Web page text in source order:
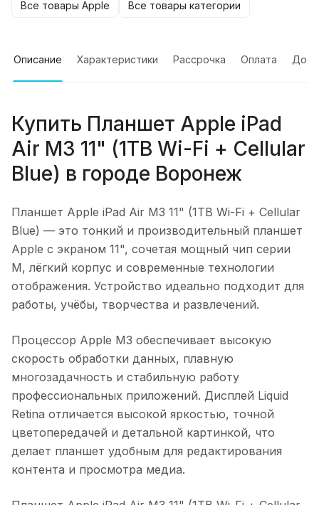
Все товары Apple Все товары категории
Описание Характеристики Рассрочка Оплата
Купить Планшет Apple iPad
Air M3 11" (1TB Wi-Fi + Cellular
Blue) в городе Воронеж
Планшет Apple iPad Air M3 11" (1TB Wi-Fi + Cellular
Blue) — это тонкий и производительный планшет
Apple с экраном 11", сочетая мощный чип серии
M, лёгкий корпус и современные технологии
отображения. Устройство идеально подходит для
работы, учёбы, творчества и развлечений.
Процессор Apple M3 обеспечивает высокую
скорость обработки данных, плавную
многозадачность и стабильную работу
профессиональных приложений. Дисплей Liquid
Retina отличается высокой яркостью, точной
цветопередачей и детальной картинкой, что
делает планшет удобным для редактирования
контента и просмотра медиа.